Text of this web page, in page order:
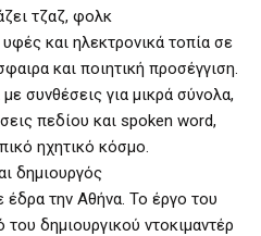
τζαζ, φολκ
και ηλεκτρονικά τοπία σε
και ποιητική προσέγγιση.
συνθέσεις για μικρά σύνολα,
πεδίου και spoken word,
ηχητικό κόσμο.
δημιουργός
την Αθήνα. Το έργο του
του δημιουργικού ντοκιμαντέρ